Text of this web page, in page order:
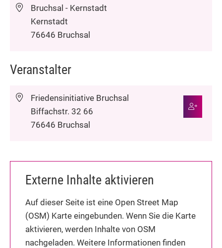
Bruchsal - Kernstadt
Kernstadt
76646 Bruchsal
Veranstalter
Friedensinitiative Bruchsal
Biffachstr. 32 66
76646 Bruchsal
Externe Inhalte aktivieren
Auf dieser Seite ist eine Open Street Map
(OSM) Karte eingebunden. Wenn Sie die Karte
aktivieren, werden Inhalte von OSM
nachgeladen. Weitere Informationen finden